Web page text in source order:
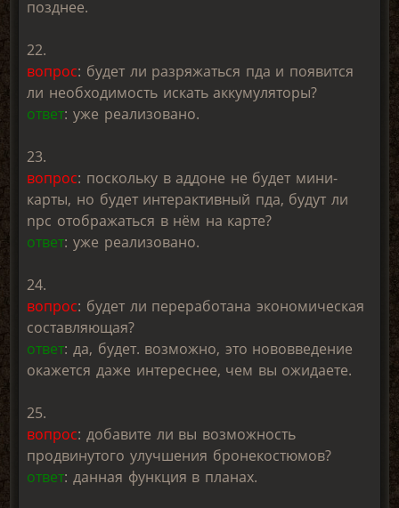
позднее.
22.
вопрос: будет ли разряжаться пда и появится
ли необходимость искать аккумуляторы?
ответ: уже реализовано.
23.
вопрос: поскольку в аддоне не будет мини-
карты, но будет интерактивный пда, будут ли
npc отображаться в нём на карте?
ответ: уже реализовано.
24.
вопрос: будет ли переработана экономическая
составляющая?
ответ: да, будет. возможно, это нововведение
окажется даже интереснее, чем вы ожидаете.
25.
вопрос: добавите ли вы возможность
продвинутого улучшения бронекостюмов?
ответ: данная функция в планах.